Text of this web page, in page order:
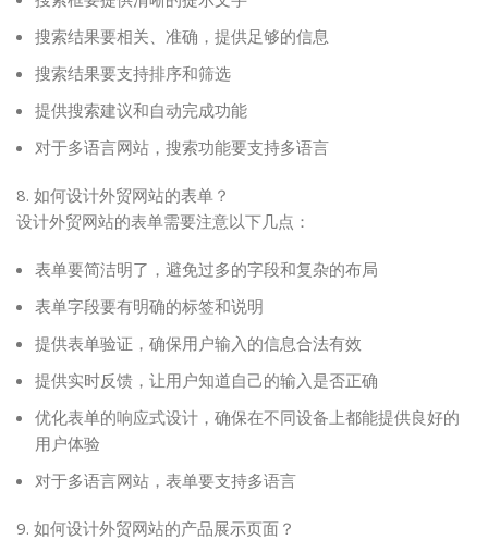
搜索结果要相关、准确，提供足够的信息
搜索结果要支持排序和筛选
提供搜索建议和自动完成功能
对于多语言网站，搜索功能要支持多语言
8. 如何设计外贸网站的表单？
设计外贸网站的表单需要注意以下几点：
表单要简洁明了，避免过多的字段和复杂的布局
表单字段要有明确的标签和说明
提供表单验证，确保用户输入的信息合法有效
提供实时反馈，让用户知道自己的输入是否正确
优化表单的响应式设计，确保在不同设备上都能提供良好的
用户体验
对于多语言网站，表单要支持多语言
9. 如何设计外贸网站的产品展示页面？